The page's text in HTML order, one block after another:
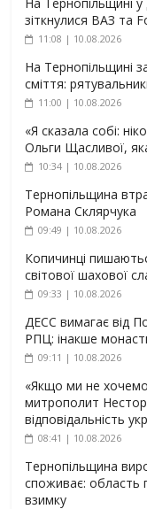
зіткнулися ВАЗ та
11:08 | 10.08.2026
На Тернопільщині
сміття:
11:00 | 10.08.2026
«Я сказала собі:
Ольги Щасливої,
10:34 | 10.08.2026
Тернопільщина
Романа Склярчука
09:49 | 10.08.2026
Копичинці
світової шахової
09:33 | 10.08.2026
ДЕСС вимагає від
РПЦ: інакше
09:11 | 10.08.2026
«Якщо ми не
митрополит Нестор
відповідальність
08:41 | 10.08.2026
Тернопільщина
споживає: область
взимку